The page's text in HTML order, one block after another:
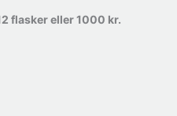
flasker eller 1000 kr.